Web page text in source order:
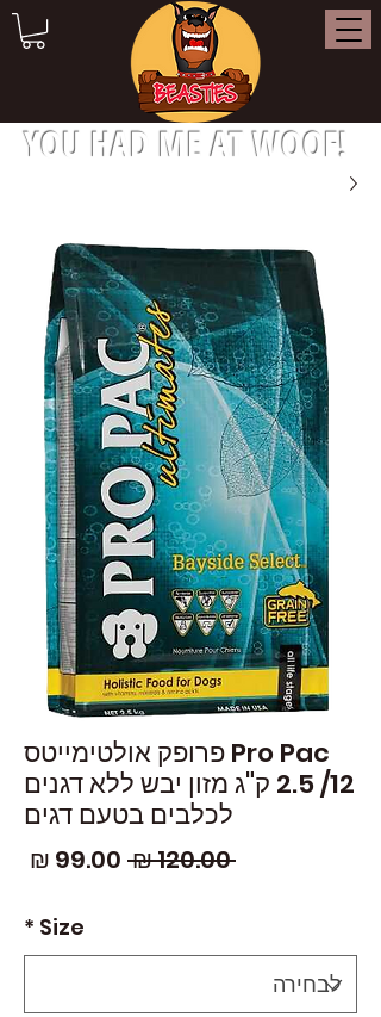
YOU HAD ME AT WOOF!
Pro Pac פרופק אולטימייטס
12/ 2.5 ק"ג מזון יבש ללא דגנים
לכלבים בטעם דגים
‏120.00 ‏₪
מחיר
Size
*